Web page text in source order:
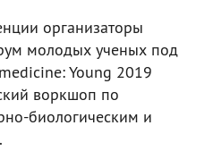
организаторы
молодых ученых под
Young 2019
воркшоп по
биологическим и